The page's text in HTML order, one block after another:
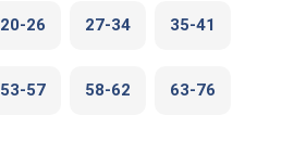
20-26 27-34 35-41
53-57 58-62 63-76